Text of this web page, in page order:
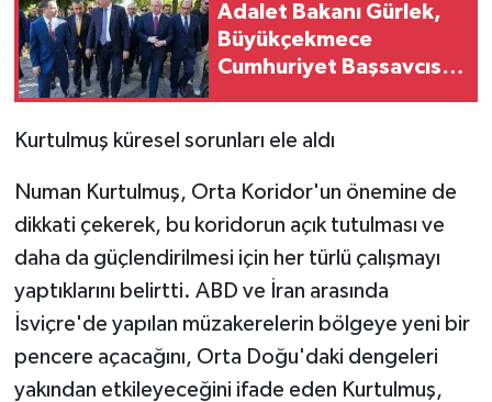
Adalet Bakanı Gürlek,
Büyükçekmece
Cumhuriyet Başsavcısı
Kurtulmuş küresel sorunları ele aldı
Numan Kurtulmuş, Orta Koridor'un önemine de
dikkati çekerek, bu koridorun açık tutulması ve
daha da güçlendirilmesi için her türlü çalışmayı
yaptıklarını belirtti. ABD ve İran arasında
İsviçre'de yapılan müzakerelerin bölgeye yeni bir
pencere açacağını, Orta Doğu'daki dengeleri
yakından etkileyeceğini ifade eden Kurtulmuş,